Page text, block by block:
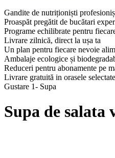
Gandite de nutriționiști
Proaspăt pregătit de bucătari
Programe echilibrate pentru
Livrare zilnică, direct la ușa ta
Un plan pentru fiecare nevoie
Ambalaje ecologice și
Reduceri pentru abonamente pe
Livrare gratuită in orasele selectate
Gustare 1- Supa
Supa de salata